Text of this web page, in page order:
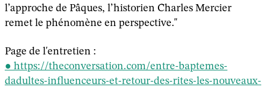
l’approche de Pâques, l’historien Charles Mercier
remet le phénomène en perspective."
Page de l'entretien :
https://theconversation.com/entre-baptemes-
dadultes-influenceurs-et-retour-des-rites-les-nouveaux-